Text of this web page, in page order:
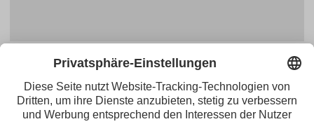
Tirol Werbung
Instagram